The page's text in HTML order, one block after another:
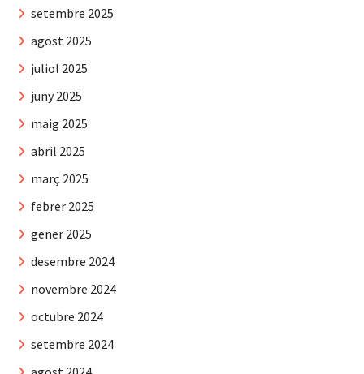
setembre 2025
agost 2025
juliol 2025
juny 2025
maig 2025
abril 2025
març 2025
febrer 2025
gener 2025
desembre 2024
novembre 2024
octubre 2024
setembre 2024